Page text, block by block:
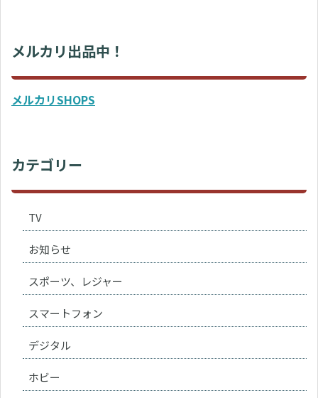
メルカリ出品中！
メルカリSHOPS
カテゴリー
TV
お知らせ
スポーツ、レジャー
スマートフォン
デジタル
ホビー